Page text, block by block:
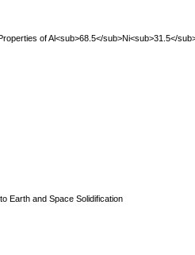
of Al<sub>68.5</sub>Ni<sub>31.5</
Earth and Space Solidification